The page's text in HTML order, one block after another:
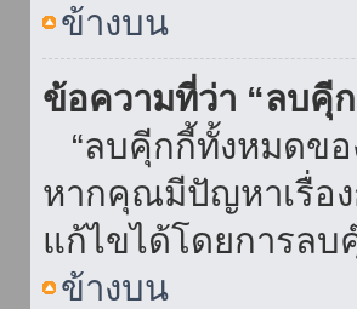
ข้างบน
ข้อความที่ว่า “ลบคุี
“ลบคุีกกี้ทั้งหมดขอ
หากคุณมีปัญหาเรื่อง
แก้ไขได้โดยการลบ
ข้างบน